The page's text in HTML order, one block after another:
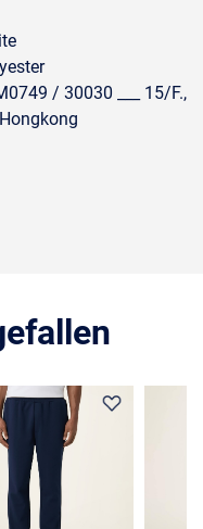
/ 30030 ___ 15/F.,